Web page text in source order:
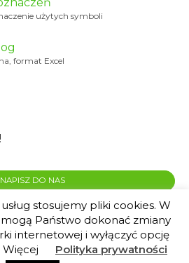
użytych symboli
format Excel
NAPISZ DO NAS
stosujemy pliki cookies. W
Państwo dokonać zmiany
internetowej i wyłączyć opcję
Polityka prywatności